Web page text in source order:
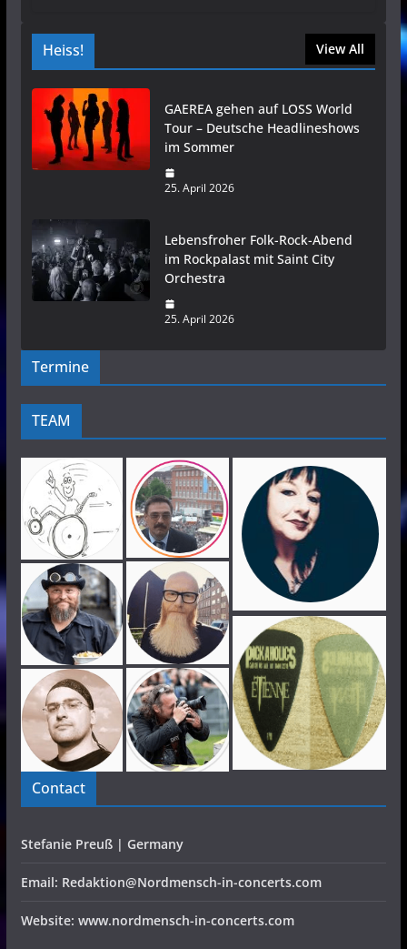
Heiss! View All
GAEREA gehen auf LOSS World
Tour – Deutsche Headlineshows
im Sommer
25. April 2026
Lebensfroher Folk-Rock-Abend
im Rockpalast mit Saint City
Orchestra
25. April 2026
Termine
TEAM
Contact
Stefanie Preuß | Germany
Email: Redaktion@Nordmensch-in-concerts.com
Website: www.nordmensch-in-concerts.com